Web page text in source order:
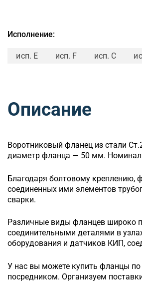
Исполнение:
исп. E исп. F исп. C
Описание
Воротниковый фланец из стали
диаметр фланца — 50 мм.
Благодаря болтовому
соединенных ими элементов
сварки.
Различные виды фланцев широко
соединительными деталями в
оборудования и датчиков КИП,
У нас вы можете купить фланцы
посредником. Организуем